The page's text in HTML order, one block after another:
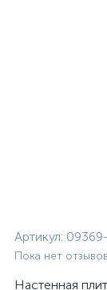
Артикул:
Пока нет отзывов
Настенная